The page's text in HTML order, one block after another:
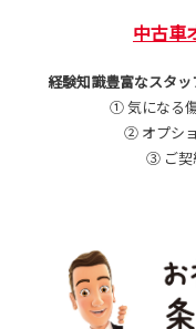
中古車
経験知識豊富なスタッ
① 気になる
② オプシ
③ ご契